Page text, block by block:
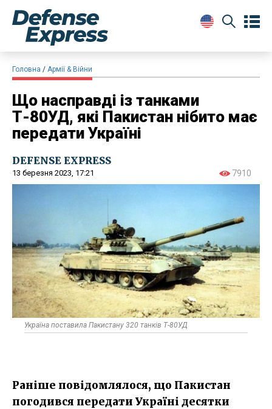
Головна Армії & Війни
Що насправді із танками
Т-80УД, які Пакистан нібито має
передати Україні
DEFENSE EXPRESS
13 березня 2023, 17:21 7910
Україна поставила Пакистану 320 танків Т-80УД
Раніше повідомлялося, що Пакистан
погодився передати Україні десятки